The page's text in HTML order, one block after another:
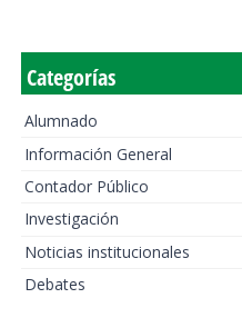
Categorías
Alumnado
Información General
Contador Público
Investigación
Noticias institucionales
Debates